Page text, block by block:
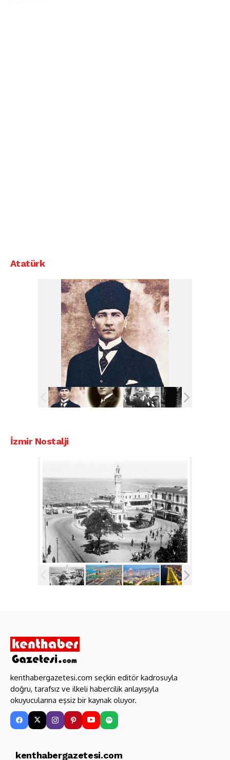
Atatürk
İzmir Nostalji
kenthabergazetesi.com seçkin editör kadrosuyla
doğru, tarafsız ve ilkeli habercilik anlayışıyla
okuyucularına eşsiz bir kaynak oluyor.
kenthabergazetesi.com